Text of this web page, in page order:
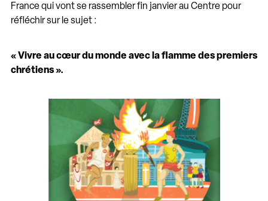
France qui vont se rassembler fin janvier au Centre pour
réfléchir sur le sujet :
« Vivre au cœur du monde avec la flamme des premiers
chrétiens ».